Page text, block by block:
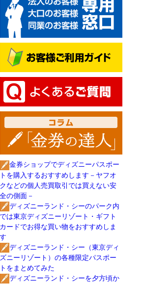
金券ショップでディズニーパスポー
トを購入するおすすめします－ヤフオ
クなどの個人売買取引では買えない安
全の側面－
ディズニーランド・シーのパーク内
では東京ディズニーリゾート・ギフト
カードでお得な買い物をおすすめしま
す
ディズニーランド・シー（東京ディ
ズニーリゾート）の各種限定パスポー
トをまとめてみた
ディズニーランド・シーを夕方頃か